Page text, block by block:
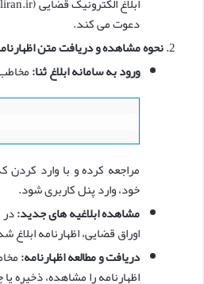
دعوت می کند.
نحوه مشاهده و دریافت متن
ورود به سامانه ابلاغ ثنا:
مراجعه کرده و با وارد کردن
خود، وارد پنل کاربری شود.
مشاهده ابلاغیه های جدید:
اوراق قضایی، اظهارنامه
دریافت و مطالعه اظهارنامه:
اظهارنامه را مشاهده، ذخیره